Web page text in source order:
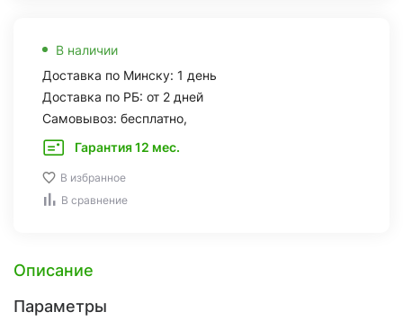
В наличии
Доставка по Минску: 1 день
Доставка по РБ: от 2 дней
Самовывоз: бесплатно,
Гарантия 12 мес.
В избранное
В сравнение
Описание
Параметры